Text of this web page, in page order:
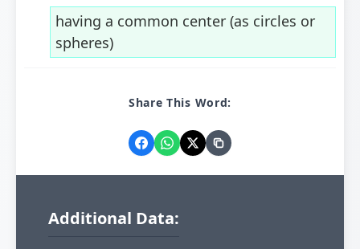
having a common center (as circles or
spheres)
Share This Word:
Additional Data: